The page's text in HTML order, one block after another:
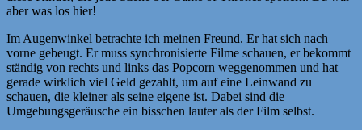
aber was los hier!
Im Augenwinkel betrachte ich meinen Freund. Er hat sich nach
vorne gebeugt. Er muss synchronisierte Filme schauen, er bekommt
ständig von rechts und links das Popcorn weggenommen und hat
gerade wirklich viel Geld gezahlt, um auf eine Leinwand zu
schauen, die kleiner als seine eigene ist. Dabei sind die
Umgebungsgeräusche ein bisschen lauter als der Film selbst.